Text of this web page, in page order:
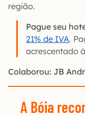
região.
Pague seu
21% de IVA.
acrescentado
Colaborou: JB
A Bóia